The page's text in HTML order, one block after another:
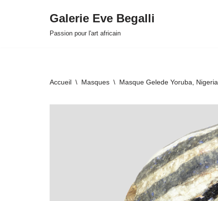
Galerie Eve Begalli
Passion pour l'art africain
Accueil \ Masques \ Masque Gelede Yoruba, Nigeria